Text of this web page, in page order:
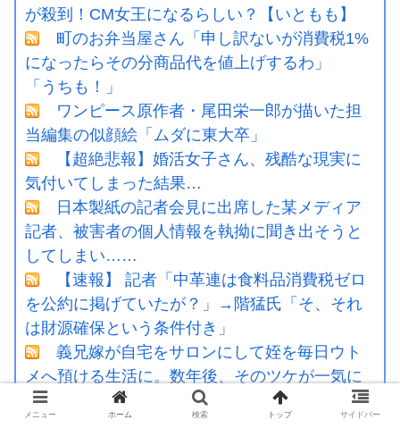
が殺到！CM女王になるらしい？【いともも】
町のお弁当屋さん「申し訳ないが消費税1%
になったらその分商品代を値上げするわ」
「うちも！」
ワンピース原作者・尾田栄一郎が描いた担
当編集の似顔絵「ムダに東大卒」
【超絶悲報】婚活女子さん、残酷な現実に
気付いてしまった結果…
日本製紙の記者会見に出席した某メディア
記者、被害者の個人情報を執拗に聞き出そうと
してしまい……
【速報】 記者「中革連は食料品消費税ゼロ
を公約に掲げていたが？」→階猛氏「そ、それ
は財源確保という条件付き」
義兄嫁が自宅をサロンにして姪を毎日ウト
メへ預ける生活に。数年後、そのツケが一気に
回ってきて…
【速報】へずまりゅうさん、完全に聖人の
メニュー ホーム 検索 トップ サイドバー